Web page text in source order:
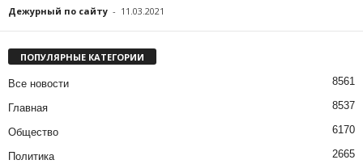
Дежурный по сайту - 11.03.2021
ПОПУЛЯРНЫЕ КАТЕГОРИИ
Все новости 8561
Главная 8537
Общество 6170
Политика 2665